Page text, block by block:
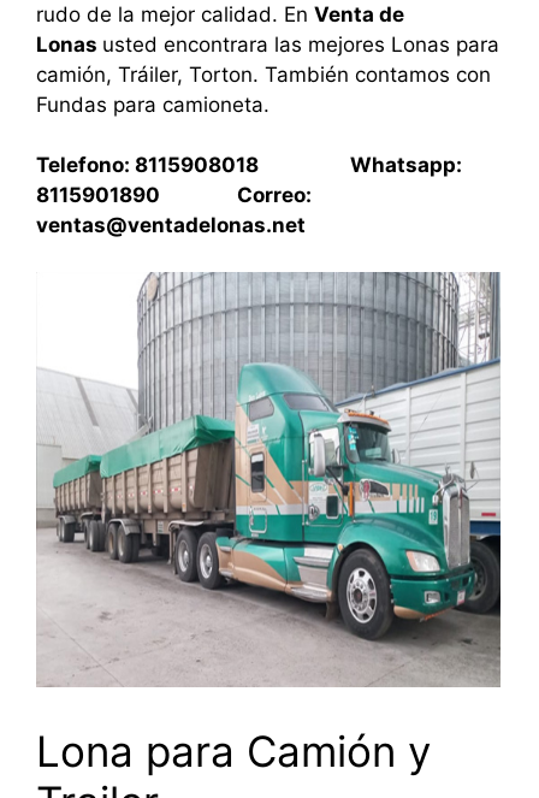
rudo de la mejor calidad. En Venta de
Lonas usted encontrara las mejores Lonas para
camión, Tráiler, Torton. También contamos con
Fundas para camioneta.
Telefono: 8115908018 Whatsapp:
8115901890 Correo:
ventas@ventadelonas.net
Lona para Camión y